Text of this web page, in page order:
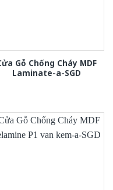
Gỗ Chống Cháy MDF
Laminate-a-SGD